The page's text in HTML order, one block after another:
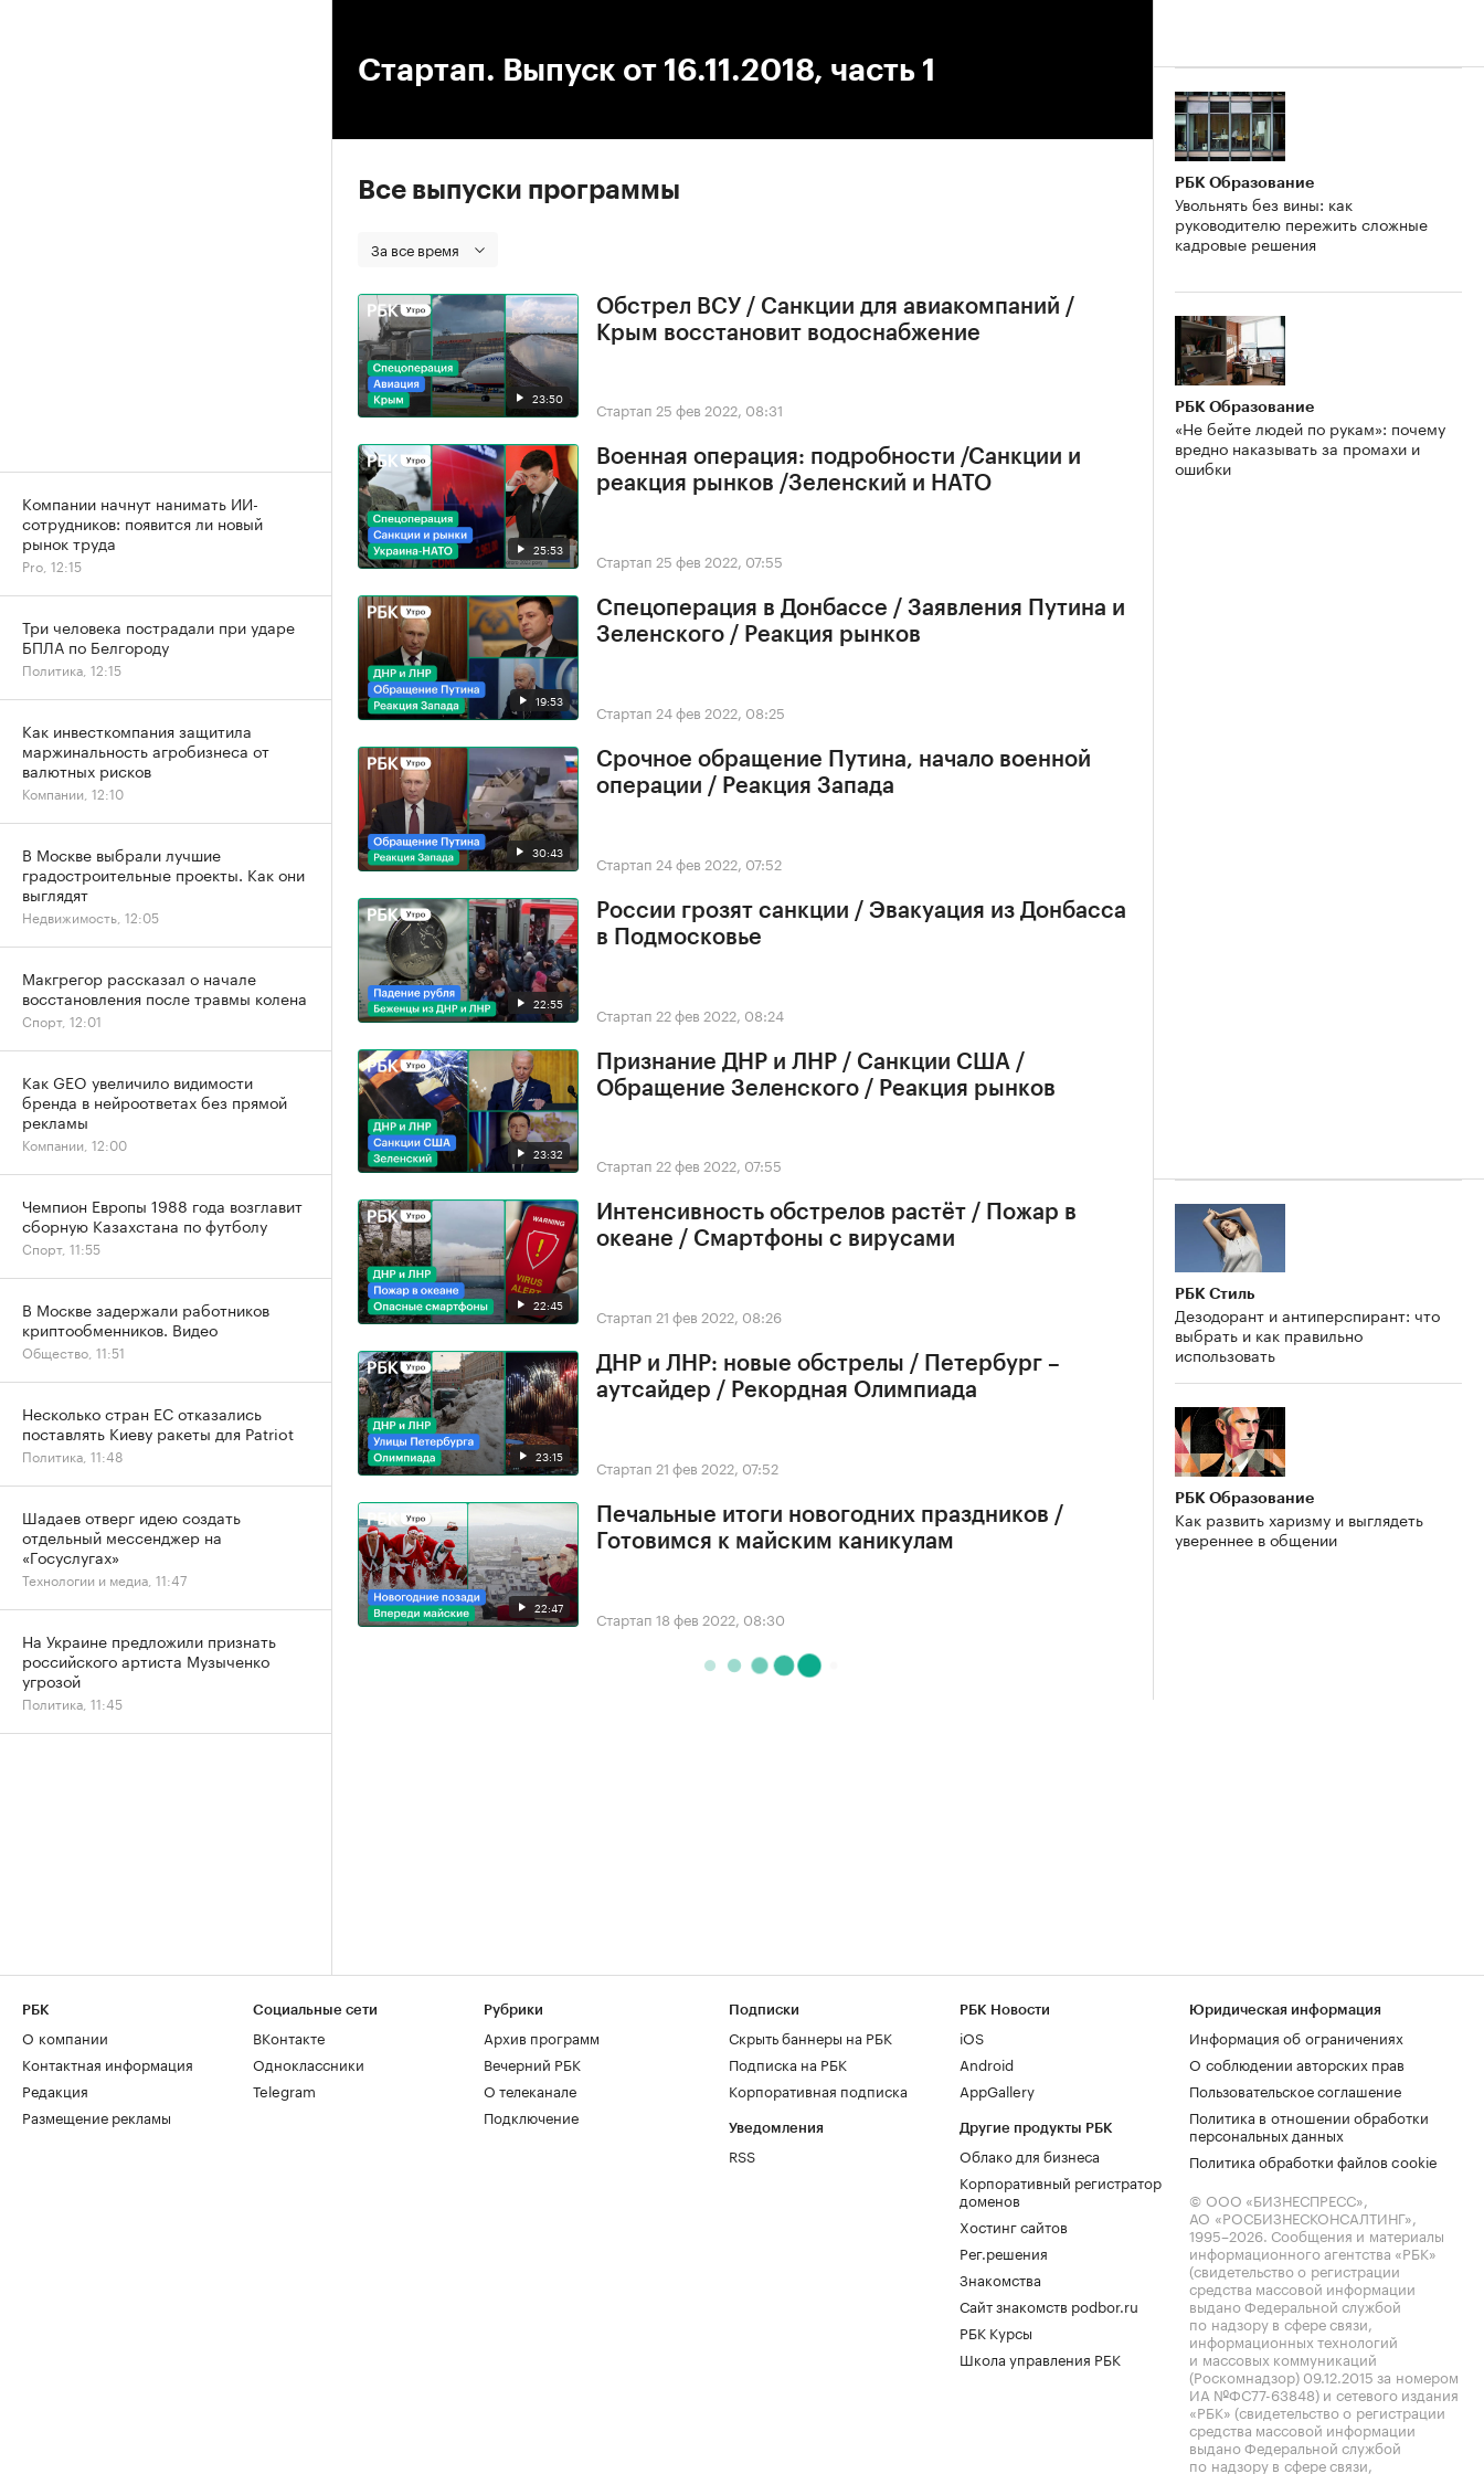
Стартап. Выпуск от 16.11.2018, часть 1
Все выпуски программы
За все время
23:50
Обстрел ВСУ / Санкции для авиакомпаний /
Крым восстановит водоснабжение
Стартап 25 фев 2022, 08:31
25:53
Военная операция: подробности /Санкции и
реакция рынков /Зеленский и НАТО
Стартап 25 фев 2022, 07:55
19:53
Спецоперация в Донбассе / Заявления Путина и
Зеленского / Реакция рынков
Стартап 24 фев 2022, 08:25
30:43
Срочное обращение Путина, начало военной
операции / Реакция Запада
Стартап 24 фев 2022, 07:52
22:55
России грозят санкции / Эвакуация из Донбасса
в Подмосковье
Стартап 22 фев 2022, 08:24
23:32
Признание ДНР и ЛНР / Санкции США /
Обращение Зеленского / Реакция рынков
Стартап 22 фев 2022, 07:55
22:45
Интенсивность обстрелов растёт / Пожар в
океане / Смартфоны с вирусами
Стартап 21 фев 2022, 08:26
23:15
ДНР и ЛНР: новые обстрелы / Петербург –
аутсайдер / Рекордная Олимпиада
Стартап 21 фев 2022, 07:52
22:47
Печальные итоги новогодних праздников /
Готовимся к майским каникулам
Стартап 18 фев 2022, 08:30
РБК Образование
Увольнять без вины: как
руководителю пережить сложные
кадровые решения
РБК Образование
«Не бейте людей по рукам»: почему
вредно наказывать за промахи и
ошибки
РБК Стиль
Дезодорант и антиперспирант: что
выбрать и как правильно
использовать
РБК Образование
Как развить харизму и выглядеть
увереннее в общении
Компании начнут нанимать ИИ-
сотрудников: появится ли новый
рынок труда
Pro, 12:15
Три человека пострадали при ударе
БПЛА по Белгороду
Политика, 12:15
Как инвесткомпания защитила
маржинальность агробизнеса от
валютных рисков
Компании, 12:10
В Москве выбрали лучшие
градостроительные проекты. Как они
выглядят
Недвижимость, 12:05
Макгрегор рассказал о начале
восстановления после травмы колена
Спорт, 12:01
Как GEO увеличило видимости
бренда в нейроответах без прямой
рекламы
Компании, 12:00
Чемпион Европы 1988 года возглавит
сборную Казахстана по футболу
Спорт, 11:55
В Москве задержали работников
криптообменников. Видео
Общество, 11:51
Несколько стран ЕС отказались
поставлять Киеву ракеты для Patriot
Политика, 11:48
Шадаев отверг идею создать
отдельный мессенджер на
«Госуслугах»
Технологии и медиа, 11:47
На Украине предложили признать
российского артиста Музыченко
угрозой
Политика, 11:45
РБК
О компании
Контактная информация
Редакция
Размещение рекламы
Социальные сети
ВКонтакте
Одноклассники
Telegram
Рубрики
Архив программ
Вечерний РБК
О телеканале
Подключение
Подписки
Скрыть баннеры на РБК
Подписка на РБК
Корпоративная подписка
Уведомления
RSS
РБК Новости
iOS
Android
AppGallery
Другие продукты РБК
Облако для бизнеса
Корпоративный регистратор
доменов
Хостинг сайтов
Рег.решения
Знакомства
Сайт знакомств podbor.ru
РБК Курсы
Школа управления РБК
Юридическая информация
Информация об ограничениях
О соблюдении авторских прав
Пользовательское соглашение
Политика в отношении обработки
персональных данных
Политика обработки файлов cookie
© ООО «БИЗНЕСПРЕСС»,
АО «РОСБИЗНЕСКОНСАЛТИНГ»,
1995–2026. Сообщения и материалы
информационного агентства «РБК»
(свидетельство о регистрации
средства массовой информации
выдано Федеральной службой
по надзору в сфере связи,
информационных технологий
и массовых коммуникаций
(Роскомнадзор) 09.12.2015 за номером
ИА №ФС77-63848) и сетевого издания
«РБК» (свидетельство о регистрации
средства массовой информации
выдано Федеральной службой
по надзору в сфере связи,